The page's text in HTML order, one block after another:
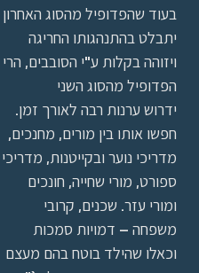
בעוד שהפדופיל מהסוג האחרון
יתבלט בהתנהגותו החריגה
ויזוהה בקלות ע"י הסובבים, הרי
הפדופיל מהסוג השני
ידרוש ערנות רבה לאורך זמן.
חפשו אותו בין מורים, מחנכים,
מדריכי נוער ובקייטנות, מדריכי
ספורט, מורי שחייה, חונכים
ומורי עזר. שכנים, קרובי
משפחה – דמויות סמכות
וכאלו שהילד בוטח בהם מעצם